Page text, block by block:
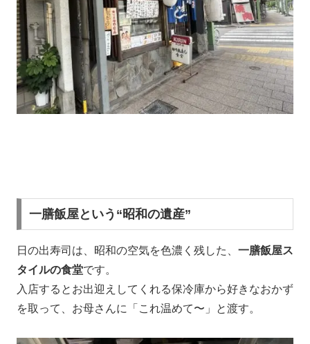
一膳飯屋という“昭和の遺産”
日の出寿司は、昭和の空気を色濃く残した、 一膳飯屋ス
タイルの食堂です。
入店するとお出迎えしてくれる保冷庫から好きなおかず
を取って、お母さんに「これ温めて〜」と渡す。